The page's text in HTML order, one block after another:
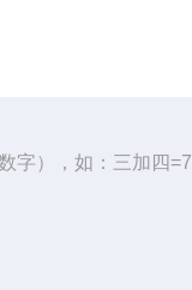
字），如：三加四=7